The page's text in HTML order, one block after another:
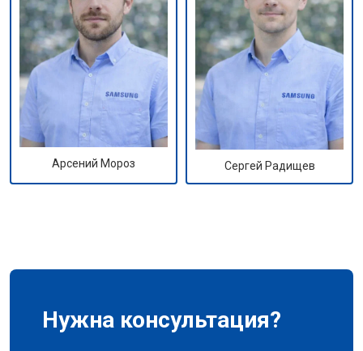
Арсений Мороз Сергей Радищев
Нужна консультация?